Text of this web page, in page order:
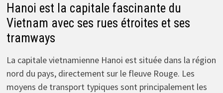
Hanoi est la capitale fascinante du
Vietnam avec ses rues étroites et ses
tramways
La capitale vietnamienne Hanoi est située dans la région
nord du pays, directement sur le fleuve Rouge. Les
moyens de transport typiques sont principalement les